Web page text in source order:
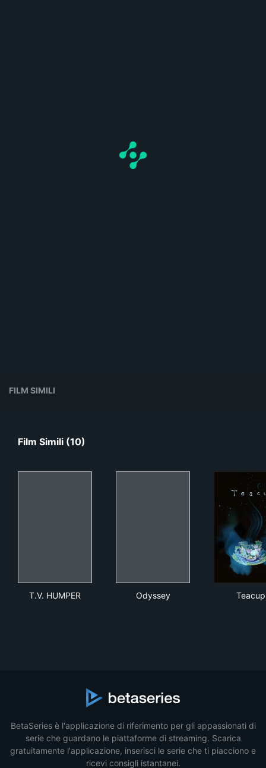
FILM SIMILI
Film Simili (10)
T.V. HUMPER Odyssey Teacup
BetaSeries è l'applicazione di riferimento per gli appassionati di
serie che guardano le piattaforme di streaming. Scarica
gratuitamente l'applicazione, inserisci le serie che ti piacciono e
ricevi consigli istantanei.